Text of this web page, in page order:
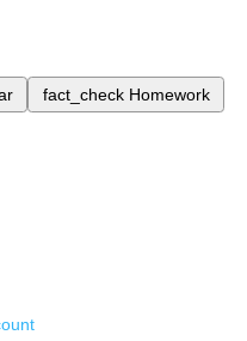
fact_check Homework